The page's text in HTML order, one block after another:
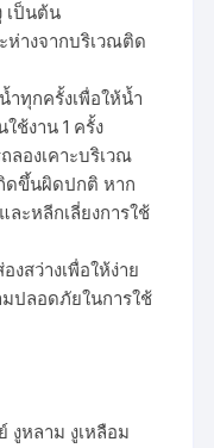
เป็นต้น
ห่างจากบริเวณติด
ทุกครั้งเพื่อให้น้ำ
ช้งาน 1 ครั้ง
ลองเคาะบริเวณ
ดขึ้นผิดปกติ หาก
ละหลีกเลี่ยงการใช้
งสว่างเพื่อให้ง่าย
ปลอดภัยในการใช้
งูหลาม งูเหลือม